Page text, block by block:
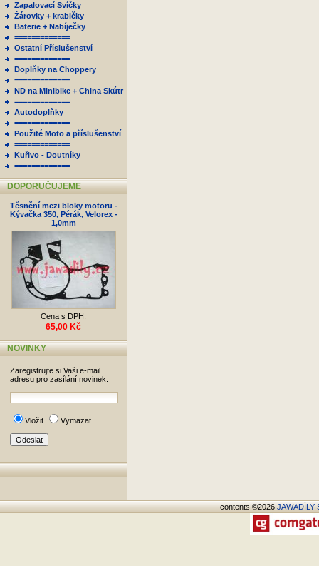
Zapalovací Svíčky
Žárovky + krabičky
Baterie + Nabíječky
=============
Ostatní Příslušenství
=============
Doplňky na Choppery
=============
ND na Minibike + China Skútr
=============
Autodoplňky
=============
Použité Moto a příslušenství
=============
Kuřivo - Doutníky
=============
DOPORUČUJEME
Těsnění mezi bloky motoru -
Kývačka 350, Pérák, Velorex -
1,0mm
Cena s DPH:
65,00 Kč
NOVINKY
Zaregistrujte si Vaši e-mail
adresu pro zasílání novinek.
Vložit Vymazat
contents ©2026JAWADÍLY